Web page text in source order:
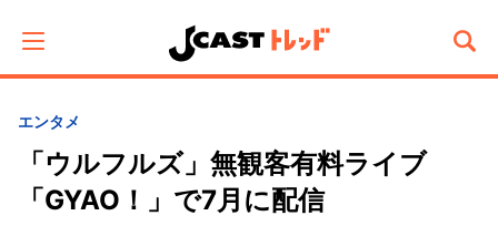
エンタメ
「ウルフルズ」無観客有料ライブ
「GYAO！」で7月に配信